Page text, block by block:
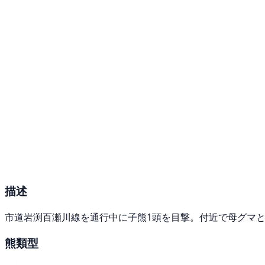
描述
市道岩渕百瀬川線を通行中に子熊1頭を目撃。付近で母グマ
熊類型